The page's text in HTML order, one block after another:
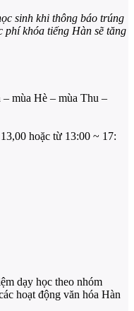
sinh khi thông báo trúng
phí khóa tiếng Hàn sẽ tăng
mùa Hè – mùa Thu –
hoặc từ 13:00 ~ 17:
dạy học theo nhóm
hoạt động văn hóa Hàn